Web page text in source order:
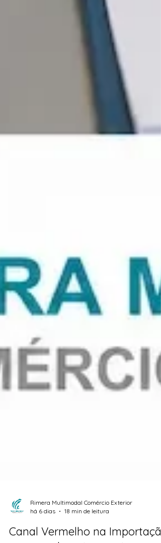
Rimera Multimodal Comércio Exterior